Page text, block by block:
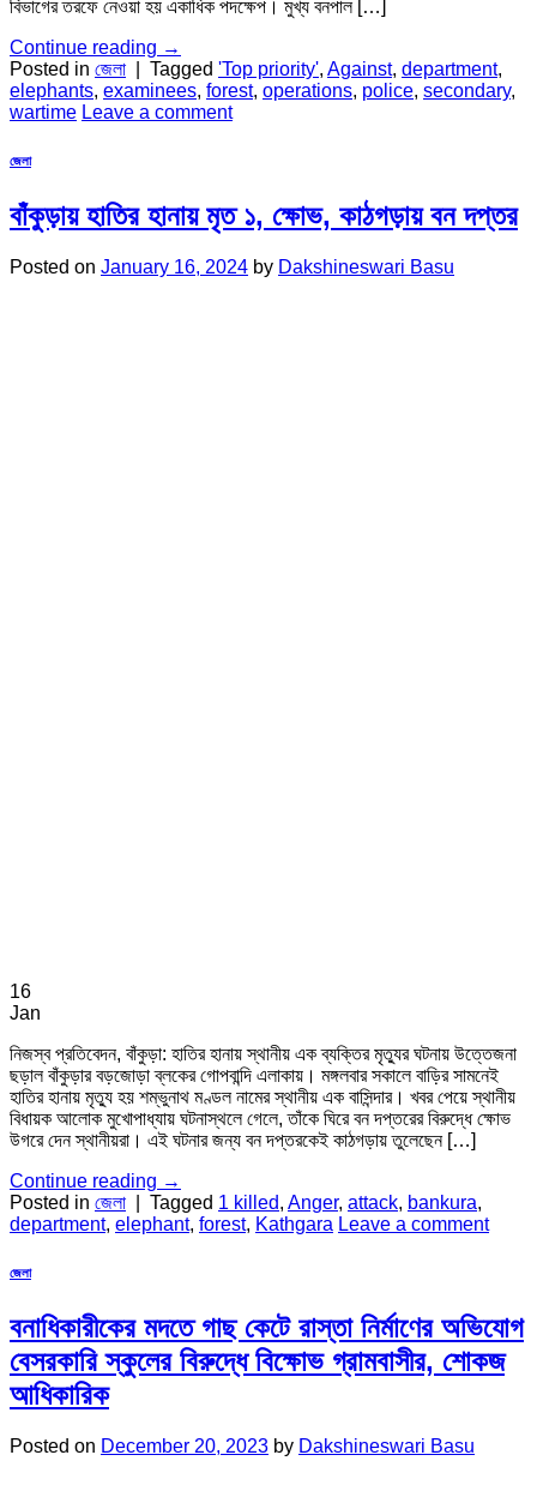
বিভাগের তরফে নেওয়া হয় একাধিক পদক্ষেপ। মুখ্য বনপাল […]
Continue reading →
Posted in জেলা Tagged 'Top priority', Against, department,
elephants, examinees, forest, operations, police, secondary,
wartime Leave a comment
জেলা
বাঁকুড়ায় হাতির হানায় মৃত ১, ক্ষোভ, কাঠগড়ায় বন দপ্তর
Posted on January 16, 2024 by Dakshineswari Basu
16
Jan
নিজস্ব প্রতিবেদন, বাঁকুড়া: হাতির হানায় স্থানীয় এক ব্যক্তির মৃত্যুর ঘটনায় উত্তেজনা
ছড়াল বাঁকুড়ার বড়জোড়া ব্লকের গোপবান্দি এলাকায়। মঙ্গলবার সকালে বাড়ির সামনেই
হাতির হানায় মৃত্যু হয় শম্ভুনাথ মণ্ডল নামের স্থানীয় এক বাসিন্দার। খবর পেয়ে স্থানীয়
বিধায়ক আলোক মুখোপাধ্যায় ঘটনাস্থলে গেলে, তাঁকে ঘিরে বন দপ্তরের বিরুদ্ধে ক্ষোভ
উগরে দেন স্থানীয়রা। এই ঘটনার জন্য বন দপ্তরকেই কাঠগড়ায় তুলেছেন […]
Continue reading →
Posted in জেলা Tagged 1 killed, Anger, attack, bankura,
department, elephant, forest, Kathgara Leave a comment
জেলা
বনাধিকারীকের মদতে গাছ কেটে রাস্তা নির্মাণের অভিযোগ
বেসরকারি স্কুলের বিরুদ্ধে বিক্ষোভ গ্রামবাসীর, শোকজ
আধিকারিক
Posted on December 20, 2023 by Dakshineswari Basu